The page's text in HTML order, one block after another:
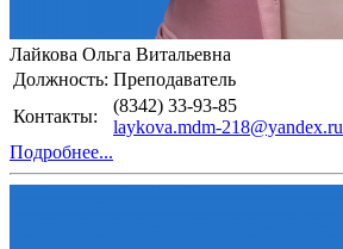
Лайкова Ольга Витальевна
Должность: Преподаватель
Контакты:
(8342) 33-93-85
laykova.mdm-218@yandex.ru
Подробнее...